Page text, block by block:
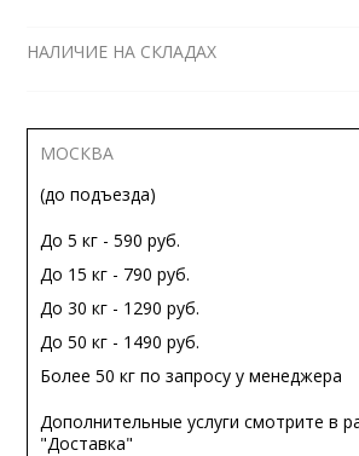
НАЛИЧИЕ НА СКЛАДАХ
МОСКВА
(до подъезда)
До 5 кг - 590 руб.
До 15 кг - 790 руб.
До 30 кг - 1290 руб.
До 50 кг - 1490 руб.
Более 50 кг по запросу у менеджера
Дополнительные услуги смотрите в
"Доставка"